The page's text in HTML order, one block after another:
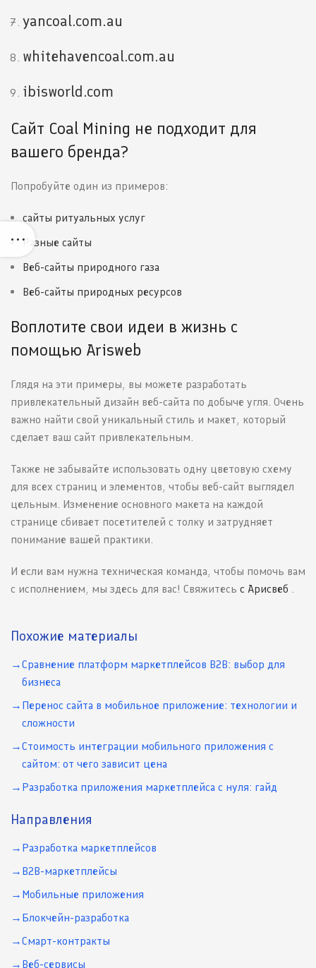
yancoal.com.au
whitehavencoal.com.au
ibisworld.com
Сайт Coal Mining не подходит для
вашего бренда?
Попробуйте один из примеров:
сайты ритуальных услуг
Разные сайты
Веб-сайты природного газа
Веб-сайты природных ресурсов
Воплотите свои идеи в жизнь с
помощью Arisweb
Глядя на эти примеры, вы можете разработать
привлекательный дизайн веб-сайта по добыче угля. Очень
важно найти свой уникальный стиль и макет, который
сделает ваш сайт привлекательным.
Также не забывайте использовать одну цветовую схему
для всех страниц и элементов, чтобы веб-сайт выглядел
цельным. Изменение основного макета на каждой
странице сбивает посетителей с толку и затрудняет
понимание вашей практики.
И если вам нужна техническая команда, чтобы помочь вам
с исполнением, мы здесь для вас! Свяжитесь с Арисвеб
Похожие материалы
Сравнение платформ маркетплейсов B2B: выбор для
бизнеса
Перенос сайта в мобильное приложение: технологии и
сложности
Стоимость интеграции мобильного приложения с
сайтом: от чего зависит цена
Разработка приложения маркетплейса с нуля: гайд
Направления
Разработка маркетплейсов
B2B-маркетплейсы
Мобильные приложения
Блокчейн-разработка
Смарт-контракты
Веб-сервисы